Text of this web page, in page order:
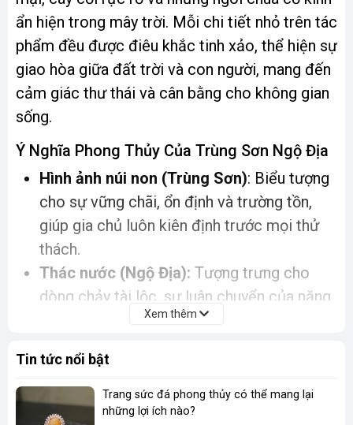
ẩn hiện trong mây trời. Mỗi chi tiết nhỏ trên tác
phẩm đều được điêu khắc tinh xảo, thể hiện sự
giao hòa giữa đất trời và con người, mang đến
cảm giác thư thái và cân bằng cho không gian
sống.
Ý Nghĩa Phong Thủy Của Trùng Sơn Ngộ Địa
Hình ảnh núi non (Trùng Sơn): Biểu tượng
cho sự vững chãi, ổn định và trường tồn,
giúp gia chủ luôn kiên định trước mọi thử
thách.
Thác nước (Ngộ Địa): Tượng trưng cho
dòng chảy tài lộc, sự luân chuyển của năng
lượng tích cực, mang lại may mắn và thịnh
Cây cối và hoa lá:
phát triển, giúp gia đình luôn hòa thuận,
hạnh phúc.
Xem thêm
Tin tức nổi bật
Trang sức đá phong thủy có thể mang lại
những lợi ích nào?